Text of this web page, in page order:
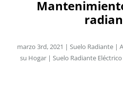
marzo 3rd, 2021 | Suelo Radiante |
su Hogar| Suelo Radiante Eléctrico